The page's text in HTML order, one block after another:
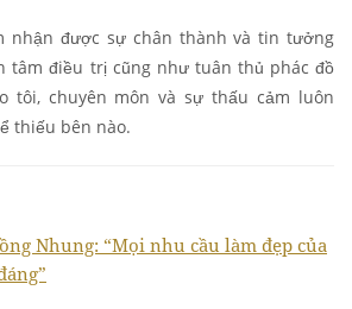
nhận được sự chân thành và tin tưởng
tâm điều trị cũng như tuân thủ phác đồ
tôi, chuyên môn và sự thấu cảm luôn
thiếu bên nào.
Nhung: “Mọi nhu cầu làm đẹp của